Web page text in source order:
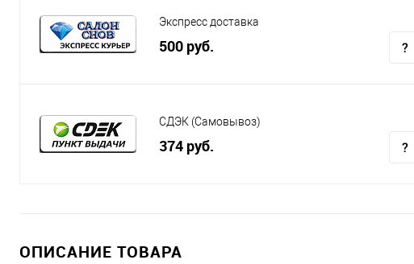
Экспресс доставка
500 руб.
СДЭК (Самовывоз)
374 руб.
ОПИСАНИЕ ТОВАРА